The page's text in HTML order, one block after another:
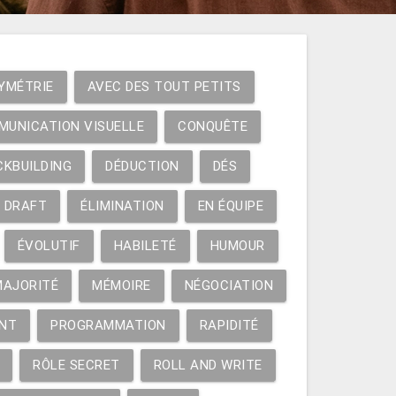
AVEC DES TOUT PETITS
VISUELLE CONQUÊTE
DÉDUCTION DÉS
DRAFT ÉLIMINATION EN ÉQUIPE
ÉVOLUTIF HABILETÉ HUMOUR
MÉMOIRE NÉGOCIATION
PROGRAMMATION RAPIDITÉ
RÔLE SECRET ROLL AND WRITE